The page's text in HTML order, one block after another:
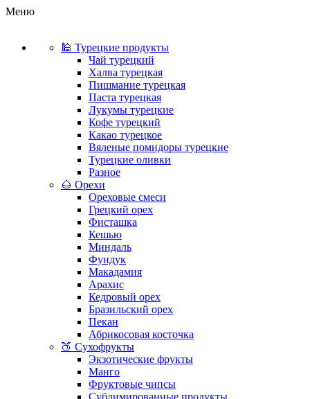
Меню
🕌 Турецкие продукты
Чай турецкий
Халва турецкая
Пишмание турецкая
Паста турецкая
Лукумы турецкие
Кофе турецкий
Какао турецкое
Вяленые помидоры турецкие
Турецкие оливки
Разное
🌰 Орехи
Ореховые смеси
Грецкий орех
Фисташка
Кешью
Миндаль
Фундук
Макадамия
Арахис
Кедровый орех
Бразильский орех
Пекан
Абрикосовая косточка
🍑 Сухофрукты
Экзотические фрукты
Манго
Фруктовые чипсы
Сублимированные продукты